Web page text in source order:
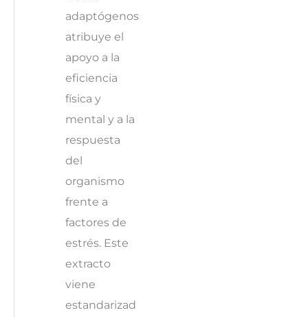
adaptógenos
atribuye el
apoyo a la
eficiencia
física y
mental y a la
respuesta
del
organismo
frente a
factores de
estrés. Este
extracto
viene
estandarizad